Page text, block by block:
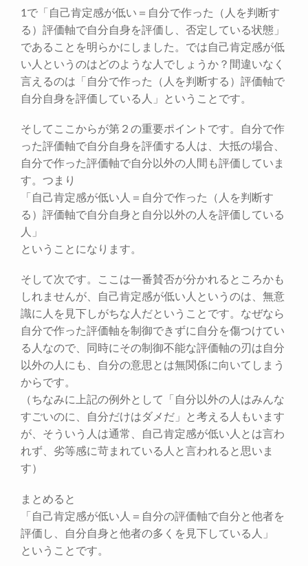
1で「自己肯定感が低い＝自分で作った（人を判断す
る）評価軸で自分自身を評価し、否定している状態」
であることを明らかにしました。では自己肯定感が低
い人というのはどのような人でしょうか？間違いなく
言えるのは「自分で作った（人を判断する）評価軸で
自分自身を評価している人」ということです。
そしてここからが第２の重要ポイントです。自分で作
った評価軸で自分自身を評価する人は、大抵の場合、
自分で作った評価軸で自分以外の人間も評価していま
す。つまり
「自己肯定感が低い人＝自分で作った（人を判断す
る）評価軸で自分自身と自分以外の人を評価している
人」
ということになります。
そして次です。ここは一番賛否が分かれるところかも
しれませんが、自己肯定感が低い人というのは、無意
識に人を見下しがちな人だということです。なぜなら
自分で作った評価軸を制御できずに自分を傷つけてい
る人なので、同時にその制御不能な評価軸の刃は自分
以外の人にも、自分の意思とは無関係に向いてしまう
からです。
（ちなみに上記の例外として「自分以外の人はみんな
すごいのに、自分だけはダメだ」と考える人もいます
が、そういう人は通常、自己肯定感が低い人とは言わ
れず、劣等感に苛まれている人と言われると思いま
す）
まとめると
「自己肯定感が低い人＝自分の評価軸で自分と他者を
評価し、自分自身と他者の多くを見下している人」
ということです。